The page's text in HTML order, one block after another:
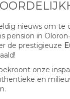
nieuws om te
pension in
de prestigieuze
onze
en